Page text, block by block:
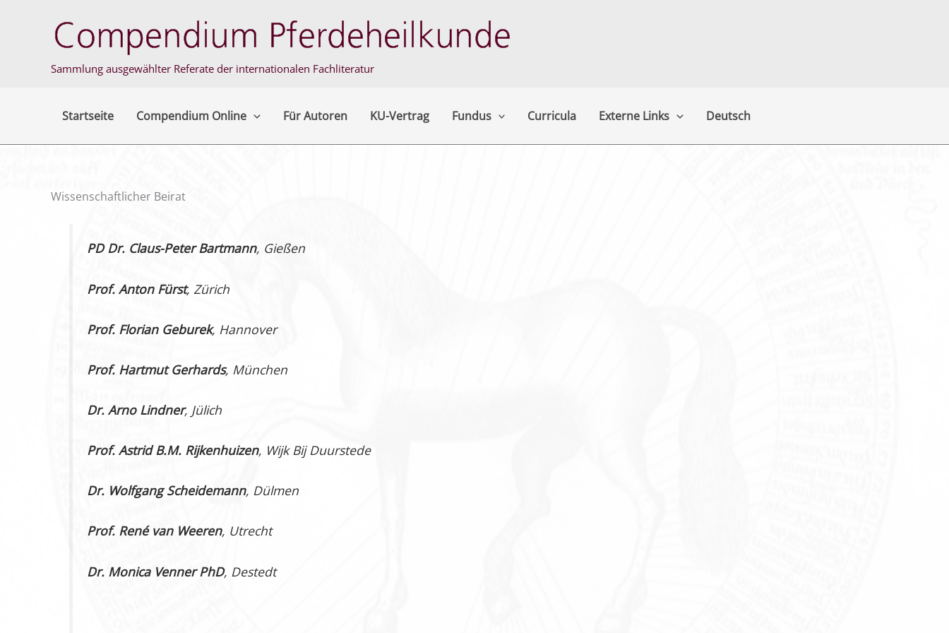
Sammlung ausgewählter Referate der internationalen Fachliteratur
Startseite Compendium Online Für Autoren KU-Vertrag Fundus Curricula Externe Links Deutsch
Wissenschaftlicher Beirat
PD Dr. Claus-Peter Bartmann, Gießen
Prof. Anton Fürst, Zürich
Prof. Florian Geburek, Hannover
Prof. Hartmut Gerhards, München
Dr. Arno Lindner, Jülich
Prof. Astrid B.M. Rijkenhuizen, Wijk Bij Duurstede
Dr. Wolfgang Scheidemann, Dülmen
Prof. René van Weeren, Utrecht
Dr. Monica Venner PhD, Destedt